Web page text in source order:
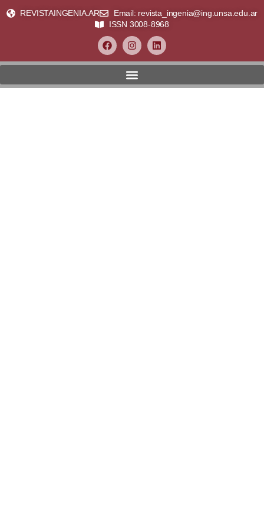
REVISTAINGENIA.AR
Email: revista_ingenia@ing.unsa.edu.ar
ISSN 3008-8968